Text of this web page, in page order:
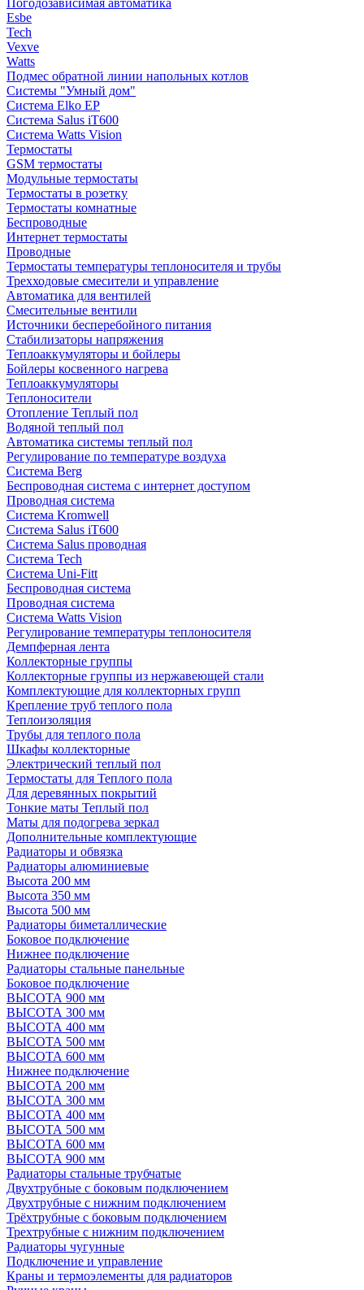
Esbe
Tech
Vexve
Watts
Подмес обратной линии напольных котлов
Системы "Умный дом"
Система Elko EP
Система Salus iT600
Система Watts Vision
Термостаты
GSM термостаты
Модульные термостаты
Термостаты в розетку
Термостаты комнатные
Беспроводные
Интернет термостаты
Проводные
Термостаты температуры теплоносителя и трубы
Трехходовые смесители и управление
Автоматика для вентилей
Смесительные вентили
Источники бесперебойного питания
Стабилизаторы напряжения
Теплоаккумуляторы и бойлеры
Бойлеры косвенного нагрева
Теплоаккумуляторы
Теплоносители
Отопление Теплый пол
Водяной теплый пол
Автоматика системы теплый пол
Регулирование по температуре воздуха
Система Berg
Беспроводная система с интернет доступом
Проводная система
Система Kromwell
Система Salus iT600
Система Salus проводная
Система Tech
Система Uni-Fitt
Беспроводная система
Проводная система
Система Watts Vision
Регулирование температуры теплоносителя
Демпферная лента
Коллекторные группы
Коллекторные группы из нержавеющей стали
Комплектующие для коллекторных групп
Крепление труб теплого пола
Теплоизоляция
Трубы для теплого пола
Шкафы коллекторные
Электрический теплый пол
Термостаты для Теплого пола
Для деревянных покрытий
Тонкие маты Теплый пол
Маты для подогрева зеркал
Дополнительные комплектующие
Радиаторы и обвязка
Радиаторы алюминиевые
Высота 200 мм
Высота 350 мм
Высота 500 мм
Радиаторы биметаллические
Боковое подключение
Нижнее подключение
Радиаторы стальные панельные
Боковое подключение
ВЫСОТА 900 мм
ВЫСОТА 300 мм
ВЫСОТА 400 мм
ВЫСОТА 500 мм
ВЫСОТА 600 мм
Нижнее подключение
ВЫСОТА 200 мм
ВЫСОТА 300 мм
ВЫСОТА 400 мм
ВЫСОТА 500 мм
ВЫСОТА 600 мм
ВЫСОТА 900 мм
Радиаторы стальные трубчатые
Двухтрубные с боковым подключением
Двухтрубные с нижним подключением
Трёхтрубные с боковым подключением
Трехтрубные с нижним подключением
Радиаторы чугунные
Подключение и управление
Краны и термоэлементы для радиаторов